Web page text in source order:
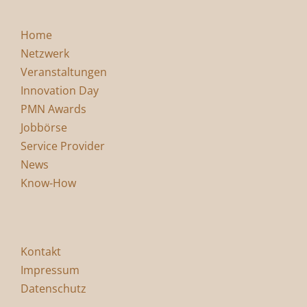
Home
Netzwerk
Veranstaltungen
Innovation Day
PMN Awards
Jobbörse
Service Provider
News
Know-How
Kontakt
Impressum
Datenschutz